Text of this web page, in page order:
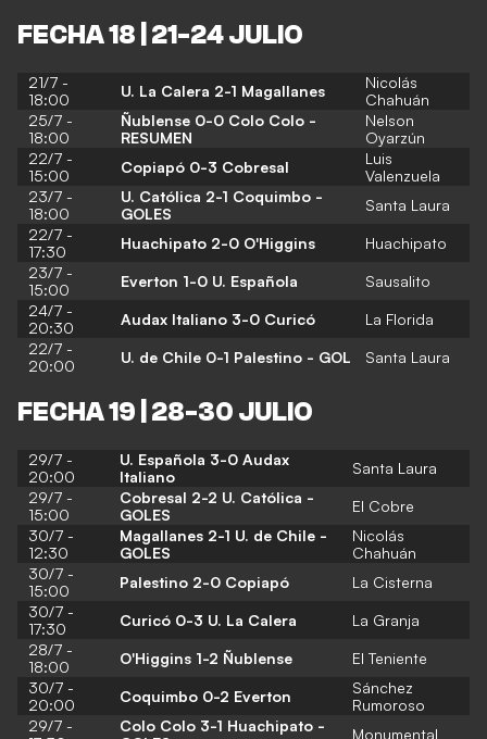
FECHA 18 | 21-24 JULIO
21/7 -
18:00
U. La Calera 2-1 Magallanes
Nicolás
Chahuán
25/7 -
18:00
Ñublense 0-0 Colo Colo -
RESUMEN
Nelson
Oyarzún
22/7 -
15:00
Copiapó 0-3 Cobresal
Luis
Valenzuela
23/7 -
18:00
U. Católica 2-1 Coquimbo -
GOLES
Santa Laura
22/7 -
17:30
Huachipato 2-0 O'Higgins
Huachipato
23/7 -
15:00
Everton 1-0 U. Española
Sausalito
24/7 -
20:30
Audax Italiano 3-0 Curicó
La Florida
22/7 -
20:00
U. de Chile 0-1 Palestino - GOL Santa Laura
FECHA 19 | 28-30 JULIO
29/7 -
20:00
U. Española 3-0 Audax
Italiano
Santa Laura
29/7 -
15:00
Cobresal 2-2 U. Católica -
GOLES
El Cobre
30/7 -
12:30
Magallanes 2-1 U. de Chile -
GOLES
Nicolás
Chahuán
30/7 -
15:00
Palestino 2-0 Copiapó
La Cisterna
30/7 -
17:30
Curicó 0-3 U. La Calera
La Granja
28/7 -
18:00
O'Higgins 1-2 Ñublense
El Teniente
30/7 -
20:00
Coquimbo 0-2 Everton
Sánchez
Rumoroso
29/7 -
Colo Colo 3-1 Huachipato -
Monumental